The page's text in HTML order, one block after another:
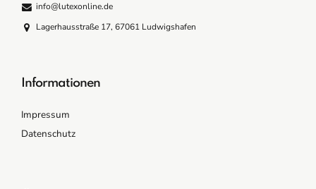
info@lutexonline.de
Lagerhausstraße 17, 67061 Ludwigshafen
Informationen
Impressum
Datenschutz